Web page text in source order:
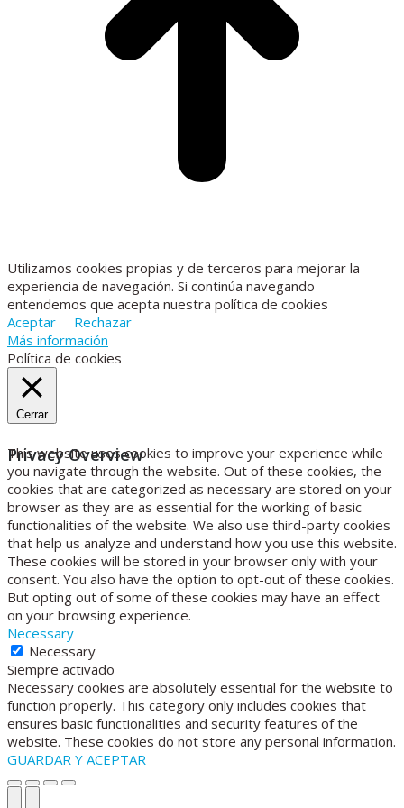
Utilizamos cookies propias y de terceros para mejorar la
experiencia de navegación. Si continúa navegando
entendemos que acepta nuestra política de cookies
Aceptar
Rechazar
Más información
Política de cookies
Cerrar
Privacy Overview
This website uses cookies to improve your experience while
you navigate through the website. Out of these cookies, the
cookies that are categorized as necessary are stored on your
browser as they are as essential for the working of basic
functionalities of the website. We also use third-party cookies
that help us analyze and understand how you use this website.
These cookies will be stored in your browser only with your
consent. You also have the option to opt-out of these cookies.
But opting out of some of these cookies may have an effect
on your browsing experience.
Necessary
Necessary
Siempre activado
Necessary cookies are absolutely essential for the website to
function properly. This category only includes cookies that
ensures basic functionalities and security features of the
website. These cookies do not store any personal information.
GUARDAR Y ACEPTAR